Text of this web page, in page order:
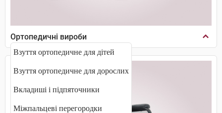
Ортопедичні вироби
Взуття ортопедичне для дітей
Взуття ортопедичне для дорослих
Вкладиші і підпяточники
Міжпальцеві перегородки